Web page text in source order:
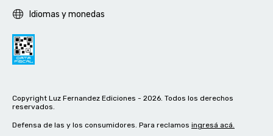
Idiomas y monedas
Copyright Luz Fernandez Ediciones - 2026. Todos los derechos
reservados.
Defensa de las y los consumidores. Para reclamos ingresá acá.